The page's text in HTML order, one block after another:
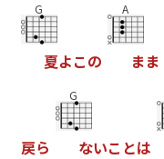
G
夏よこの
A
まま
戻ら
G
ないこ とは